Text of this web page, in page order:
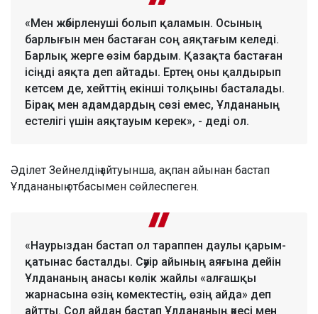
«Мен жәбірленуші болып қаламын. Осының
барлығын мен бастаған соң аяқтағым келеді.
Барлық жерге өзім бардым. Қазақта бастаған
ісіңді аяқта деп айтады. Ертең оны қалдырып
кетсем де, хейттің екінші толқыны басталады.
Бірақ мен адамдардың сөзі емес, Ұлдананың
естелігі үшін аяқтауым керек», - деді ол.
Әділет Зейнелдің айтуынша, ақпан айынан бастап
Ұлдананың отбасымен сөйлеспеген.
«Наурыздан бастап ол тараппен даулы қарым-
қатынас басталды. Сәуір айының аяғына дейін
Ұлдананың анасы көлік жайлы «алғашқы
жарнасына өзің көмектестің, өзің айда» деп
айтты. Сол айдан бастап Ұлдананың әкесі мен